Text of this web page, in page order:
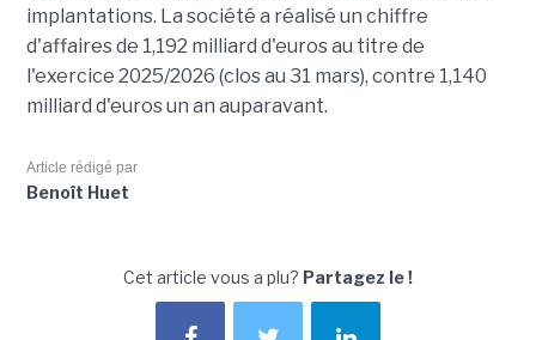
implantations. La société a réalisé un chiffre
d'affaires de 1,192 milliard d'euros au titre de
l'exercice 2025/2026 (clos au 31 mars), contre 1,140
milliard d'euros un an auparavant.
Article rédigé par
Benoît Huet
Cet article vous a plu? Partagez le !